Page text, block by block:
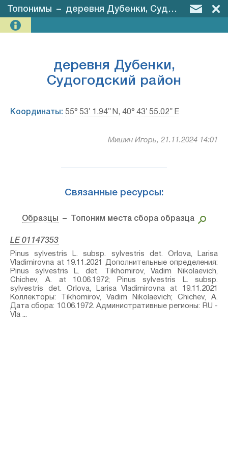
Топонимы – деревня Дубенки, Судогодский район
деревня Дубенки,
Судогодский район
Координаты: 55° 53′ 1.94″ N, 40° 43′ 55.02″ E
Мишин Игорь, 21.11.2024 14:01
Связанные ресурсы:
Образцы – Топоним места сбора образца
LE 01147353
Pinus sylvestris L. subsp. sylvestris⁣ det. Orlova, Larisa
Vladimirovna at 19.11.2021 Дополнительные определения:
Pinus sylvestris L.⁣ det. Tikhomirov, Vadim Nikolaevich,
Chichev, A. at 10.06.1972; Pinus sylvestris L. subsp.
sylvestris⁣ det. Orlova, Larisa Vladimirovna at 19.11.2021
Коллекторы: Tikhomirov, Vadim Nikolaevich; Chichev, A.
Дата сбора: 10.06.1972. Административные регионы: RU -
Vla ...